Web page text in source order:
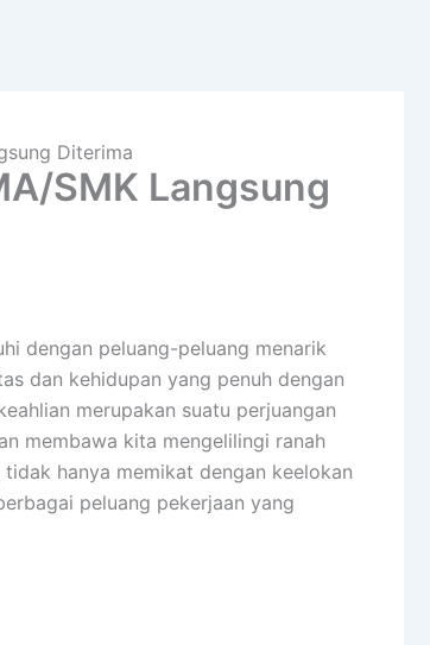
Diterima
SMK Langsung
dengan peluang-peluang menarik
dan kehidupan yang penuh dengan
merupakan suatu perjuangan
membawa kita mengelilingi ranah
hanya memikat dengan keelokan
peluang pekerjaan yang